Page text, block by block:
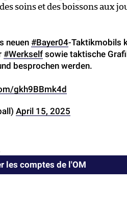
soins et des boissons aux
neuen #Bayer04-Taktikmobils
#Werkself sowie taktische
besprochen werden.
gkh9BBmk4d
April 15, 2025
les comptes de l'OM